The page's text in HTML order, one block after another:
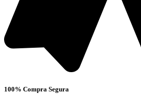
100% Compra Segura